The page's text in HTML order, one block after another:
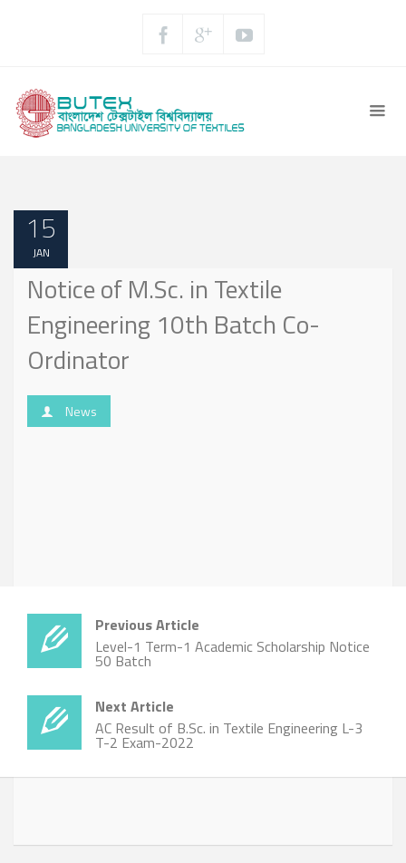
15
JAN
Notice of M.Sc. in Textile
Engineering 10th Batch Co-
Ordinator
News
Previous Article
Level-1 Term-1 Academic Scholarship Notice
50 Batch
Next Article
AC Result of B.Sc. in Textile Engineering L-3
T-2 Exam-2022